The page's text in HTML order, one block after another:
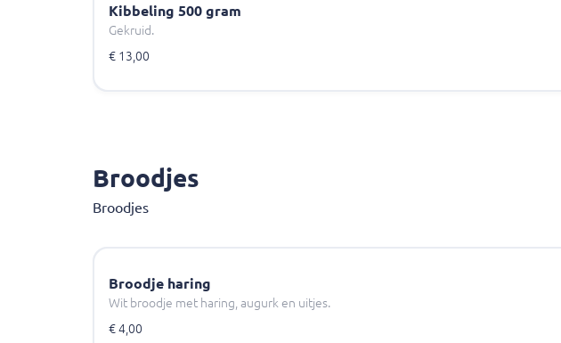
Kibbeling 500 gram
Gekruid.
€ 13,00
Broodjes
Broodjes
Broodje haring
Wit broodje met haring, augurk en uitjes.
€ 4,00